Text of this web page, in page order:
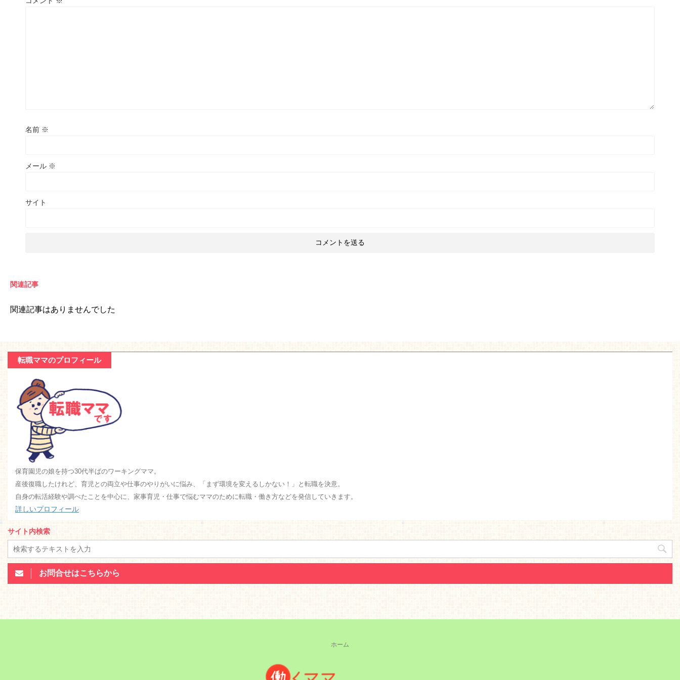
名前 ※
メール ※
サイト
関連記事
関連記事はありませんでした
転職ママのプロフィール
保育園児の娘を持つ30代半ばのワーキングママ。
産後復職したけれど、育児との両立や仕事のやりがいに悩み、「まず環境を変えるしかない！」と転職を決意。
自身の転活経験や調べたことを中心に、家事育児・仕事で悩むママのために転職・働き方などを発信していきます。
詳しいプロフィール
サイト内検索
お問合せはこちらから
ホーム